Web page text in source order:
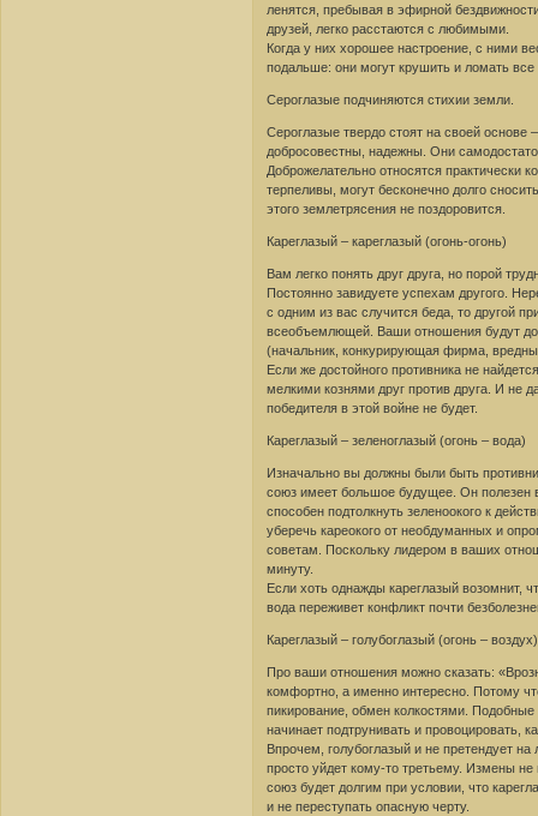
ленятся, пребывая в эфирной
друзей, легко расстаются с любимыми.
Когда у них хорошее настроение, с ними
подальше: они могут крушить и ломать все
Сероглазые подчиняются стихии земли.
Сероглазые твердо стоят на своей
добросовестны, надежны. Они
Доброжелательно относятся практически
терпеливы, могут бесконечно долго
этого землетрясения не поздоровится.
Кареглазый – кареглазый (огонь-огонь)
Вам легко понять друг друга, но порой
Постоянно завидуете успехам другого.
с одним из вас случится беда, то другой
всеобъемлющей. Ваши отношения будут
(начальник, конкурирующая фирма,
Если же достойного противника не
мелкими кознями друг против друга. И не
победителя в этой войне не будет.
Кареглазый – зеленоглазый (огонь – вода)
Изначально вы должны были быть
союз имеет большое будущее. Он полезен
способен подтолкнуть зеленоокого к
уберечь кареокого от необдуманных и
советам. Поскольку лидером в ваших
минуту.
Если хоть однажды кареглазый возомнит,
вода переживет конфликт почти
Кареглазый – голубоглазый (огонь – воздух)
Про ваши отношения можно сказать:
комфортно, а именно интересно. Потому
пикирование, обмен колкостями.
начинает подтрунивать и провоцировать,
Впрочем, голубоглазый и не претендует
просто уйдет кому-то третьему. Измены
союз будет долгим при условии, что
и не переступать опасную черту.